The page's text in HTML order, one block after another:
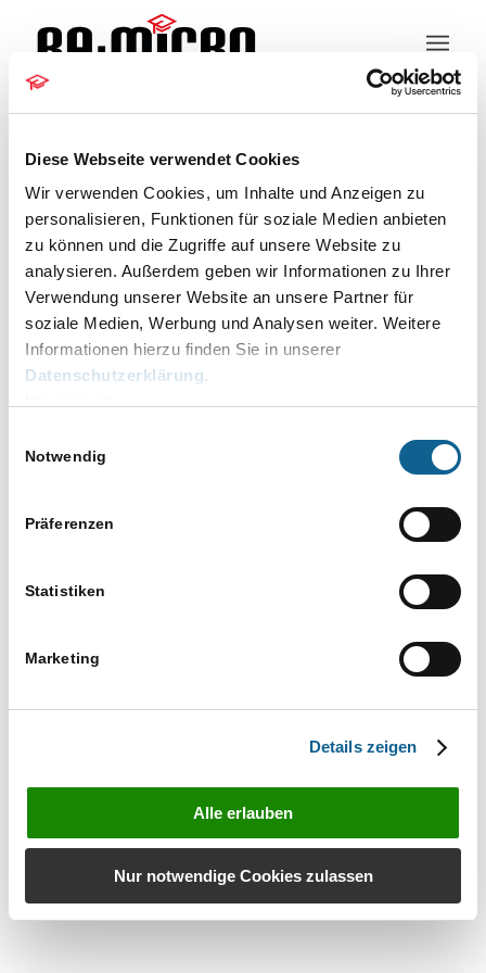
Diese Webseite verwendet Cookies
Wir verwenden Cookies, um Inhalte und Anzeigen zu
personalisieren, Funktionen für soziale Medien anbieten
zu können und die Zugriffe auf unsere Website zu
analysieren. Außerdem geben wir Informationen zu Ihrer
Verwendung unserer Website an unsere Partner für
soziale Medien, Werbung und Analysen weiter. Weitere
Informationen hierzu finden Sie in unserer
Datenschutzerklärung.
Notwendig
Präferenzen
Statistiken
Marketing
Details zeigen
Alle erlauben
Nur notwendige Cookies zulassen
Datenschutz
Impressum
© RA-MICRO Software AG 2025